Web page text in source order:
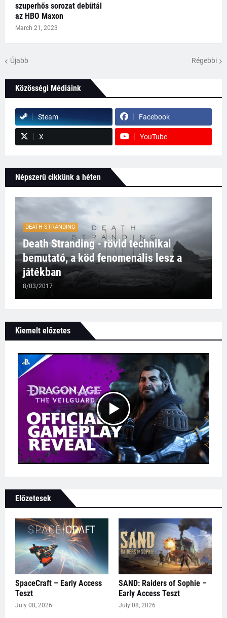
szuperhős sorozat debütál
az HBO Maxon
March 21, 2023
Újabb Régebbi
Közösségi Médiáink
Steam Facebook
X YouTube
Népszerű cikkünk a héten
DEATH STRANDING
Death Stranding - rövid technikai
bemutató, a köd fenomenális lesz a
játékban
8/03/2017
Kiemelt előzetes
Előzetesek
SpaceCraft – Early Access
Teszt
July 08, 2026
SAND: Raiders of Sophie –
Early Access Teszt
July 08, 2026